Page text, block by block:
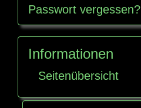
Passwort vergessen?
Informationen
Seitenübersicht